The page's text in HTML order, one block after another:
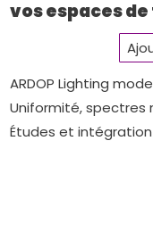
vos espaces
ARDOP Lighting
Uniformité, spectres
Études et